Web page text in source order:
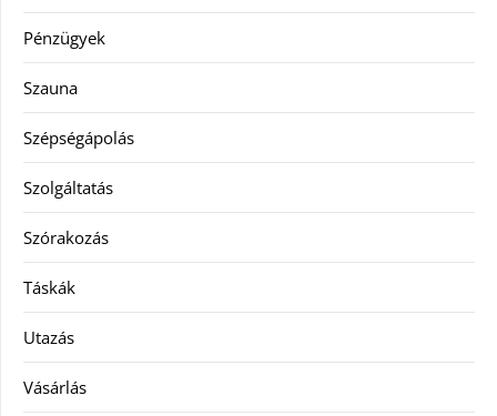
Pénzügyek
Szauna
Szépségápolás
Szolgáltatás
Szórakozás
Táskák
Utazás
Vásárlás